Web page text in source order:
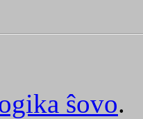
ŝovo.